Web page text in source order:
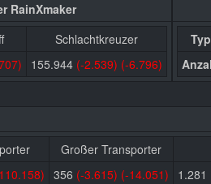
RainXmaker
Schlachtkreuzer
155.944 (-2.539) (-6.796)
Typ
Großer Transporter
356 (-3.615) (-14.051) 1.281